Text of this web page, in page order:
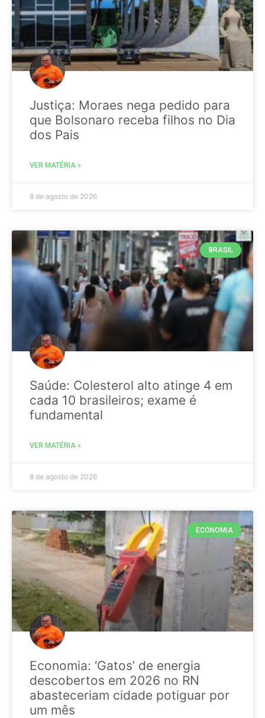
Justiça: Moraes nega pedido para
que Bolsonaro receba filhos no Dia
dos Pais
VER MATÉRIA »
8 de agosto de 2026
BRASIL
Saúde: Colesterol alto atinge 4 em
cada 10 brasileiros; exame é
fundamental
VER MATÉRIA »
8 de agosto de 2026
ECONOMIA
Economia: ‘Gatos’ de energia
descobertos em 2026 no RN
abasteceriam cidade potiguar por
um mês